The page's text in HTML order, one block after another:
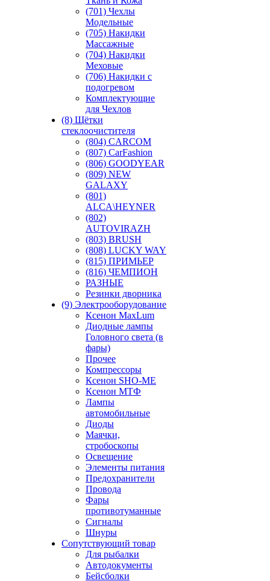
(701) Чехлы
Модельные
(705) Накидки
Массажные
(704) Накидки
Меховые
(706) Накидки с
подогревом
Комплектующие
для Чехлов
(8) Щётки
стеклоочистителя
(804) CARCOM
(807) CarFashion
(806) GOODYEAR
(809) NEW
GALAXY
(801)
ALCA\HEYNER
(802)
AUTOVIRAZH
(803) BRUSH
(808) LUCKY WAY
(815) ПРИМЬЕР
(816) ЧЕМПИОН
РАЗНЫЕ
Резинки дворника
(9) Электрооборудование
Ксенон MaxLum
Диодные лампы
Головного света (в
фары)
Прочее
Компрессоры
Ксенон SHO-ME
Ксенон МТФ
Лампы
автомобильные
Диоды
Маячки,
стробоскопы
Освещение
Элементы питания
Предохранители
Провода
Фары
противотуманные
Сигналы
Шнуры
Сопутствующий товар
Для рыбалки
Автодокументы
Бейсболки